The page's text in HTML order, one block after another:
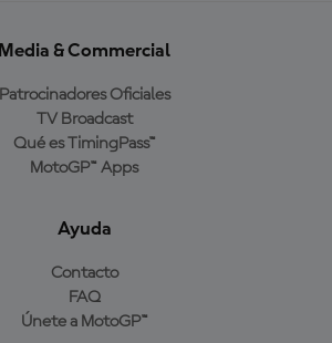
Media & Commercial
Patrocinadores Oficiales
TV Broadcast
Qué es TimingPass™
MotoGP™ Apps
Ayuda
Contacto
FAQ
Únete a MotoGP™